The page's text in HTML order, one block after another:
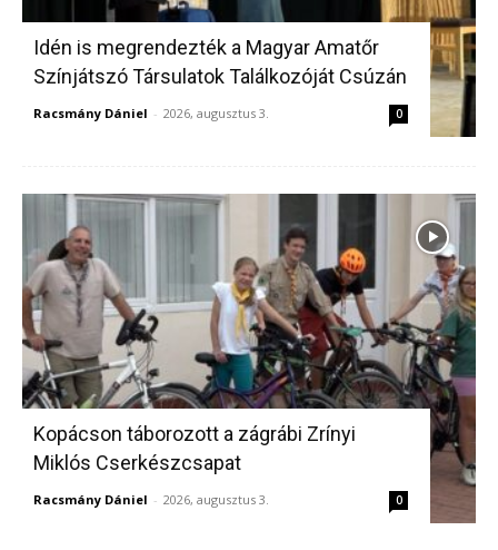
Idén is megrendezték a Magyar Amatőr
Színjátszó Társulatok Találkozóját Csúzán
Racsmány Dániel - 2026, augusztus 3. 0
Kopácson táborozott a zágrábi Zrínyi
Miklós Cserkészcsapat
Racsmány Dániel - 2026, augusztus 3. 0